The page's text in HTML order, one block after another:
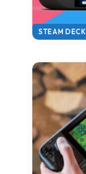
STEAM DECK